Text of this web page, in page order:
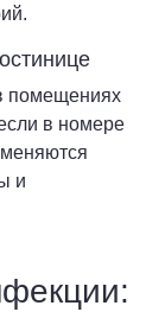
помещениях
в номере
и